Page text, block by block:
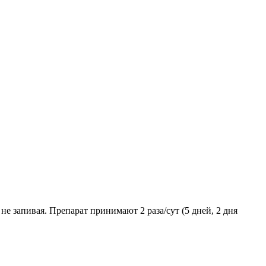
запивая. Препарат принимают 2 раза/сут (5 дней, 2 дня